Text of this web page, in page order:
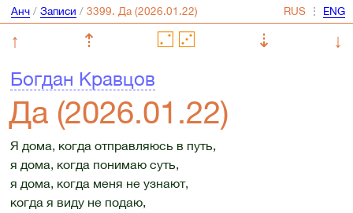
Анч/ Записи / ⋮
↑ ⇡ ⇣
↓
Богдан Кравцов
Да (2026.01.22)
Я дома, когда отправляюсь в путь,
я дома, когда понимаю суть,
я дома, когда меня не узнают,
когда я виду не подаю,